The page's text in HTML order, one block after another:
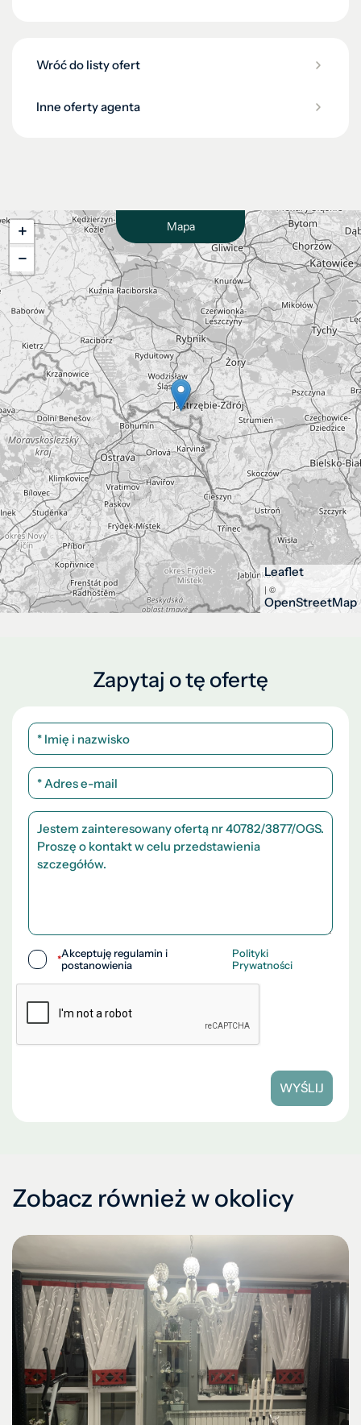
Wróć do listy ofert
Inne oferty agenta
Mapa
+
−
Leaflet
| ©
OpenStreetMap
Zapytaj o tę ofertę
*Akceptuję regulamin i
postanowienia
Polityki
Prywatności
WYŚLIJ
Zobacz również w okolicy